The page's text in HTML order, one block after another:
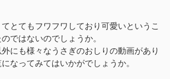
とてもフワフワしており可愛いというこ
ではないのでしょうか。
にも様々なうさぎのおしりの動画があり
なってみてはいかがでしょうか。